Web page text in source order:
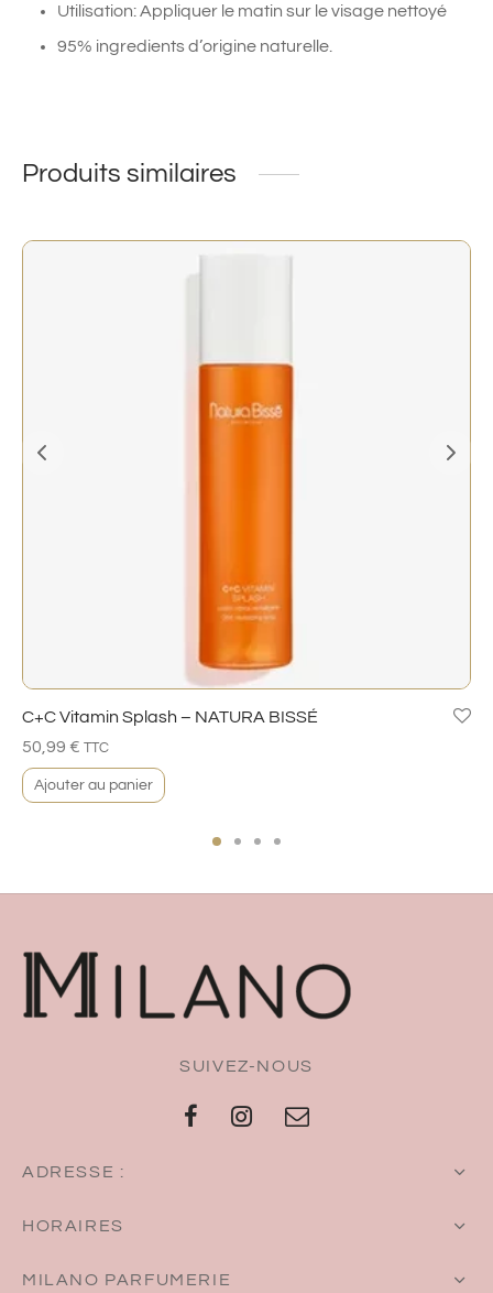
Utilisation: Appliquer le matin sur le visage nettoyé
95% ingredients d’origine naturelle.
Produits similaires
C+C Vitamin Splash – NATURA BISSÉ
50,99 € TTC
Ajouter au panier
SUIVEZ-NOUS
ADRESSE :
HORAIRES
MILANO PARFUMERIE